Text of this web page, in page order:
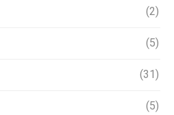
(2)
(5)
(31)
(5)